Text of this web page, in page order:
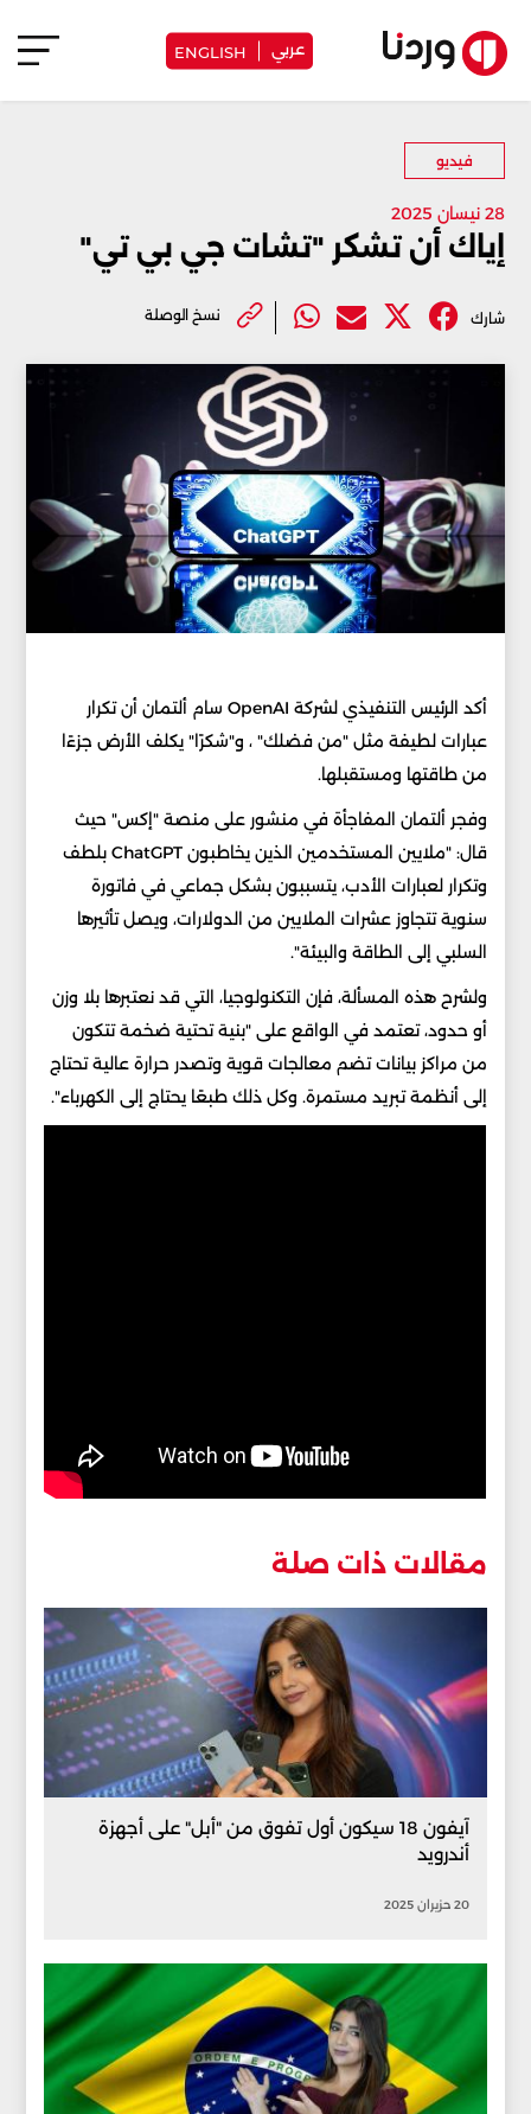
عربي ENGLISH
فيديو
28 نيسان 2025
إياك أن تشكر "تشات جي بي تي"
شارك نسخ الوصلة
أكد الرئيس التنفيذي لشركة OpenAI سام ألتمان أن تكرار
عبارات لطيفة مثل "من فضلك" ، و"شكرًا" يكلف الأرض جزءًا
من طاقتها ومستقبلها.
وفجر ألتمان المفاجأة في منشور على منصة "إكس" حيث
قال: "ملايين المستخدمين الذين يخاطبون ChatGPT بلطف
وتكرار لعبارات الأدب، يتسببون بشكل جماعي في فاتورة
سنوية تتجاوز عشرات الملايين من الدولارات، ويصل تأثيرها
السلبي إلى الطاقة والبيئة".
ولشرح هذه المسألة، فإن التكنولوجيا، التي قد نعتبرها بلا وزن
أو حدود، تعتمد في الواقع على "بنية تحتية ضخمة تتكون
من مراكز بيانات تضم معالجات قوية وتصدر حرارة عالية تحتاج
إلى أنظمة تبريد مستمرة. وكل ذلك طبعًا يحتاج إلى الكهرباء".
مقالات ذات صلة
آيفون 18 سيكون أول تفوق من "أبل" على أجهزة
أندرويد
20 حزيران 2025